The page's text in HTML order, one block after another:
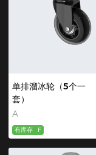
单排溜冰轮（5个一
套）
A
有库存 F